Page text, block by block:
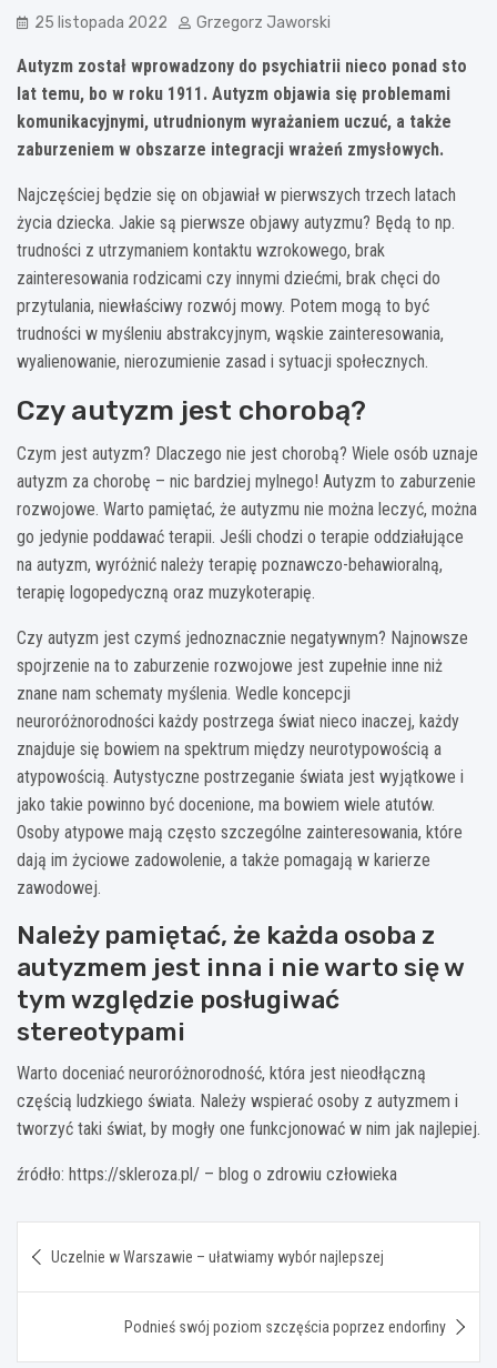
25 listopada 2022 Grzegorz Jaworski
Autyzm został wprowadzony do psychiatrii nieco ponad sto
lat temu, bo w roku 1911. Autyzm objawia się problemami
komunikacyjnymi, utrudnionym wyrażaniem uczuć, a także
zaburzeniem w obszarze integracji wrażeń zmysłowych.
Najczęściej będzie się on objawiał w pierwszych trzech latach
życia dziecka. Jakie są pierwsze objawy autyzmu? Będą to np.
trudności z utrzymaniem kontaktu wzrokowego, brak
zainteresowania rodzicami czy innymi dziećmi, brak chęci do
przytulania, niewłaściwy rozwój mowy. Potem mogą to być
trudności w myśleniu abstrakcyjnym, wąskie zainteresowania,
wyalienowanie, nierozumienie zasad i sytuacji społecznych.
Czy autyzm jest chorobą?
Czym jest autyzm? Dlaczego nie jest chorobą? Wiele osób uznaje
autyzm za chorobę – nic bardziej mylnego! Autyzm to zaburzenie
rozwojowe. Warto pamiętać, że autyzmu nie można leczyć, można
go jedynie poddawać terapii. Jeśli chodzi o terapie oddziałujące
na autyzm, wyróżnić należy terapię poznawczo-behawioralną,
terapię logopedyczną oraz muzykoterapię.
Czy autyzm jest czymś jednoznacznie negatywnym? Najnowsze
spojrzenie na to zaburzenie rozwojowe jest zupełnie inne niż
znane nam schematy myślenia. Wedle koncepcji
neuroróżnorodności każdy postrzega świat nieco inaczej, każdy
znajduje się bowiem na spektrum między neurotypowością a
atypowością. Autystyczne postrzeganie świata jest wyjątkowe i
jako takie powinno być docenione, ma bowiem wiele atutów.
Osoby atypowe mają często szczególne zainteresowania, które
dają im życiowe zadowolenie, a także pomagają w karierze
zawodowej.
Należy pamiętać, że każda osoba z
autyzmem jest inna i nie warto się w
tym względzie posługiwać
stereotypami
Warto doceniać neuroróżnorodność, która jest nieodłączną
częścią ludzkiego świata. Należy wspierać osoby z autyzmem i
tworzyć taki świat, by mogły one funkcjonować w nim jak najlepiej.
źródło: https://skleroza.pl/ – blog o zdrowiu człowieka
wpisu
Uczelnie w Warszawie – ułatwiamy wybór najlepszej
Podnieś swój poziom szczęścia poprzez endorfiny